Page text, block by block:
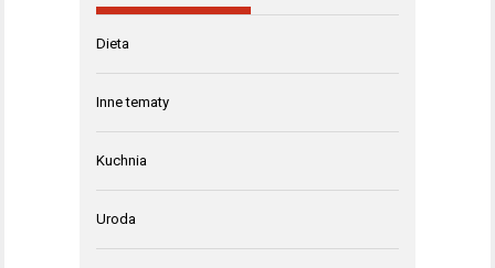
Dieta
Inne tematy
Kuchnia
Uroda